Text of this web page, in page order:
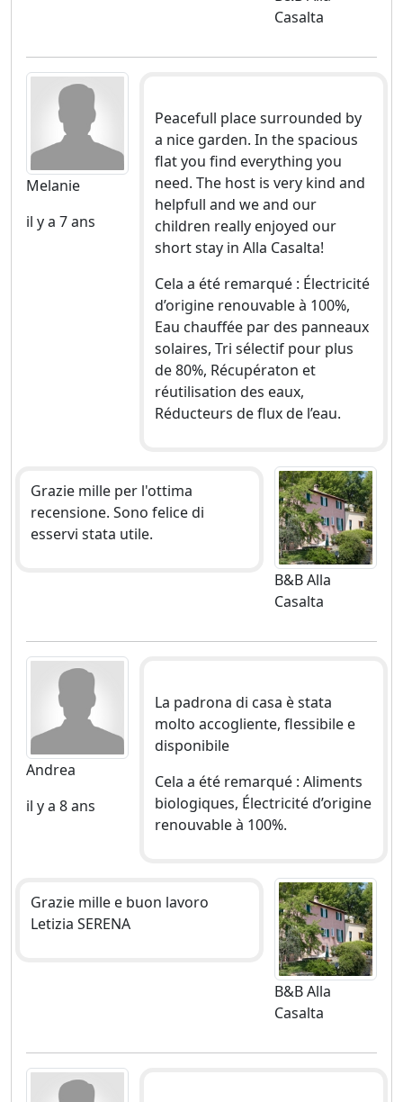
Casalta
Melanie
il y a 7 ans
Peacefull place surrounded by
a nice garden. In the spacious
flat you find everything you
need. The host is very kind and
helpfull and we and our
children really enjoyed our
short stay in Alla Casalta!
Cela a été remarqué : Électricité
d’origine renouvable à 100%,
Eau chauffée par des panneaux
solaires, Tri sélectif pour plus
de 80%, Récupératon et
réutilisation des eaux,
Réducteurs de flux de l’eau.
Grazie mille per l'ottima
recensione. Sono felice di
esservi stata utile.
B&B Alla
Casalta
Andrea
il y a 8 ans
La padrona di casa è stata
molto accogliente, flessibile e
disponibile
Cela a été remarqué : Aliments
biologiques, Électricité d’origine
renouvable à 100%.
Grazie mille e buon lavoro
Letizia SERENA
B&B Alla
Casalta